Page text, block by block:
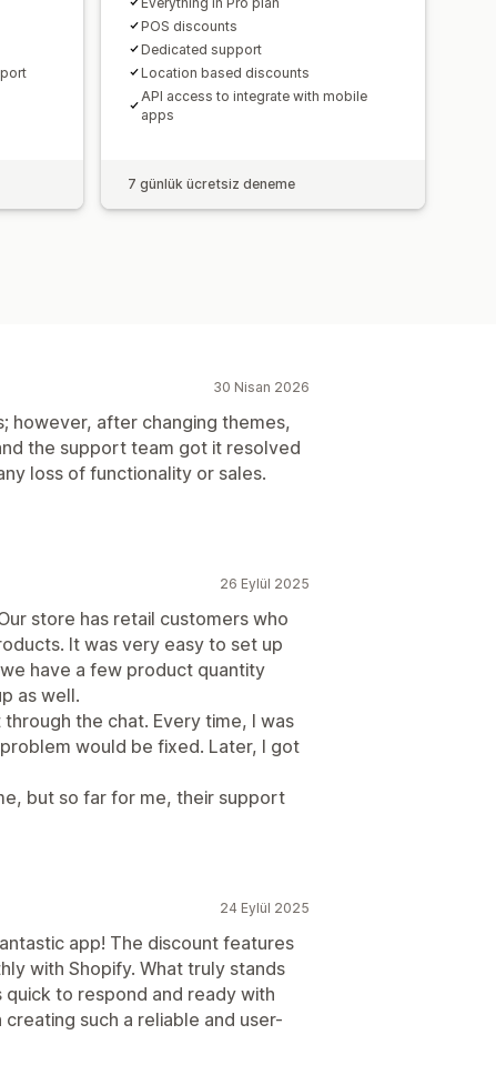
POS discounts
Dedicated support
Location based discounts
API access to integrate with mobile
apps
7 günlük ücretsiz deneme
30 Nisan 2026
however, after changing themes,
the support team got it resolved
loss of functionality or sales.
26 Eylül 2025
store has retail customers who
It was very easy to set up
have a few product quantity
as well.
the chat. Every time, I was
would be fixed. Later, I got
but so far for me, their support
24 Eylül 2025
app! The discount features
with Shopify. What truly stands
to respond and ready with
such a reliable and user-